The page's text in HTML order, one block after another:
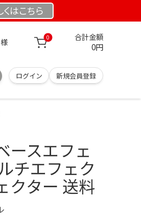
くはこちら
0 合計金額
0円
ログイン 新規会員登録
ースエフェ
チエフェク
クター 送料